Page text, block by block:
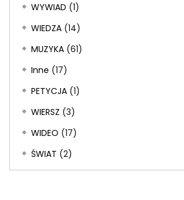
WYWIAD (1)
WIEDZA (14)
MUZYKA (61)
Inne (17)
PETYCJA (1)
WIERSZ (3)
WIDEO (17)
ŚWIAT (2)